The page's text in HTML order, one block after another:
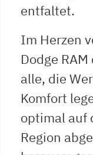
entfaltet.
Im Herzen
Dodge
alle, die
Komfort
optimal auf
Region